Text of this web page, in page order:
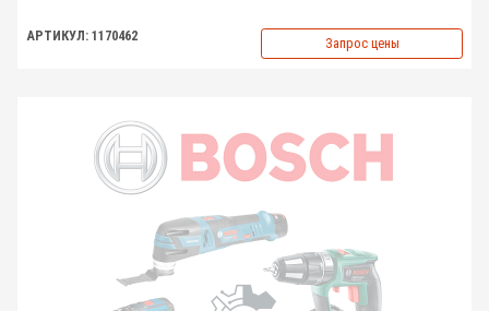
АРТИКУЛ: 1170462 Запрос цены